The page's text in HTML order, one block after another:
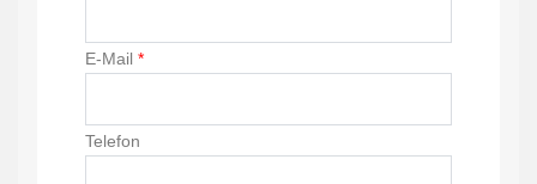
E-Mail *
Telefon